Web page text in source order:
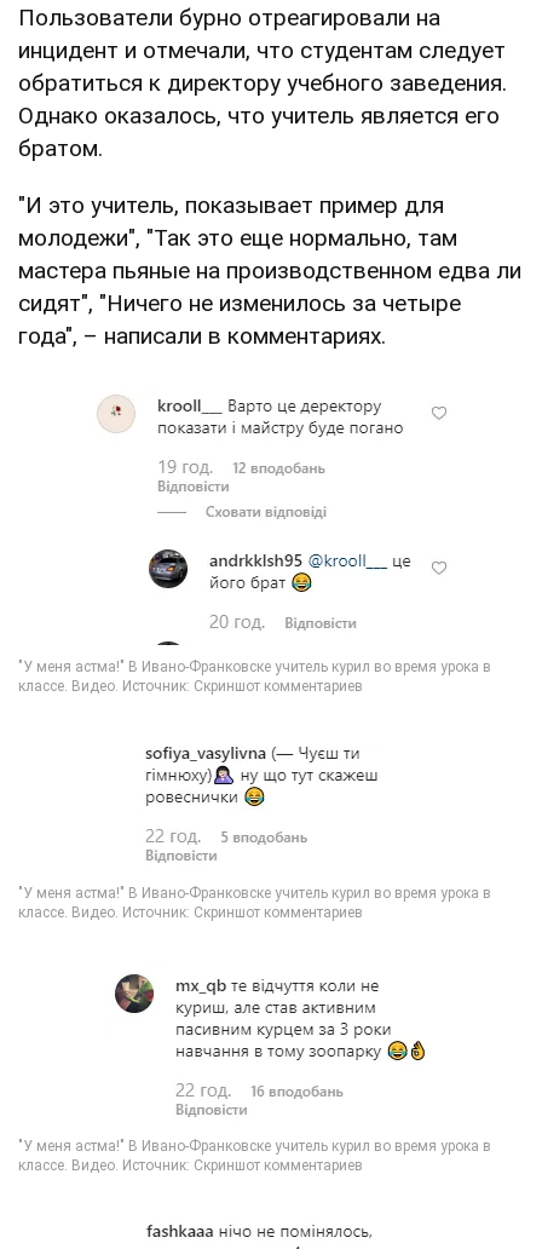
Пользователи бурно отреагировали на
инцидент и отмечали, что студентам следует
обратиться к директору учебного заведения.
Однако оказалось, что учитель является его
братом.
"И это учитель, показывает пример для
молодежи", "Так это еще нормально, там
мастера пьяные на производственном едва ли
сидят", "Ничего не изменилось за четыре
года", – написали в комментариях.